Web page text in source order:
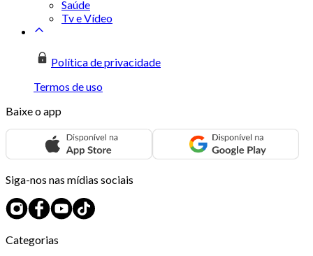
Saúde
Tv e Vídeo
Política de privacidade
Termos de uso
Baixe o app
Siga-nos nas mídias sociais
Categorias